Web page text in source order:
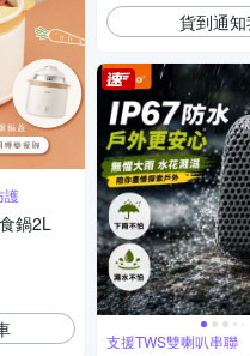
護
鍋2L
貨到通知
支援TWS雙喇叭串聯